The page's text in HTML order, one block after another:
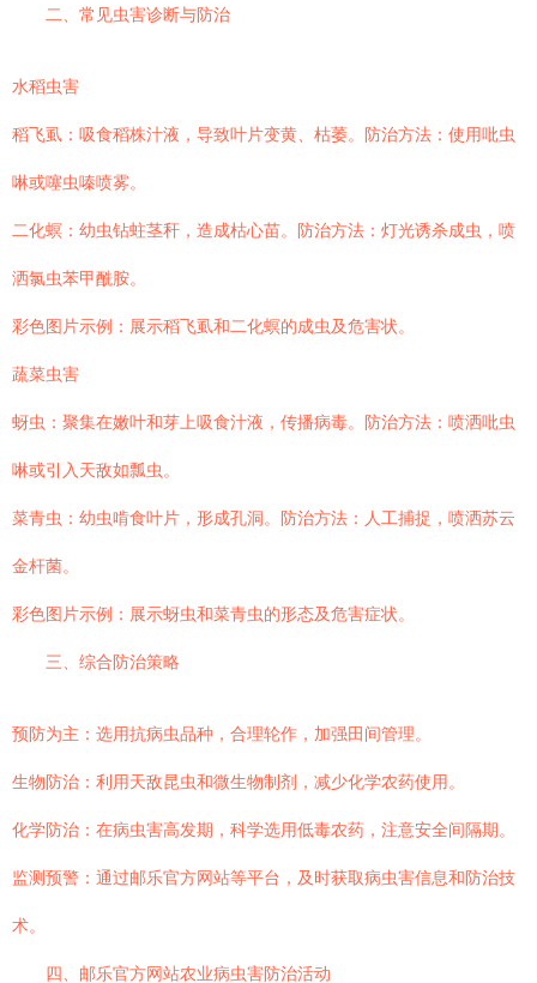
二、常见虫害诊断与防治
水稻虫害
稻飞虱：吸食稻株汁液，导致叶片变黄、枯萎。防治方法：使用吡虫
啉或噻虫嗪喷雾。
二化螟：幼虫钻蛀茎秆，造成枯心苗。防治方法：灯光诱杀成虫，喷
洒氯虫苯甲酰胺。
彩色图片示例：展示稻飞虱和二化螟的成虫及危害状。
蔬菜虫害
蚜虫：聚集在嫩叶和芽上吸食汁液，传播病毒。防治方法：喷洒吡虫
啉或引入天敌如瓢虫。
菜青虫：幼虫啃食叶片，形成孔洞。防治方法：人工捕捉，喷洒苏云
金杆菌。
彩色图片示例：展示蚜虫和菜青虫的形态及危害症状。
三、综合防治策略
预防为主：选用抗病虫品种，合理轮作，加强田间管理。
生物防治：利用天敌昆虫和微生物制剂，减少化学农药使用。
化学防治：在病虫害高发期，科学选用低毒农药，注意安全间隔期。
监测预警：通过邮乐官方网站等平台，及时获取病虫害信息和防治技
术。
四、邮乐官方网站农业病虫害防治活动